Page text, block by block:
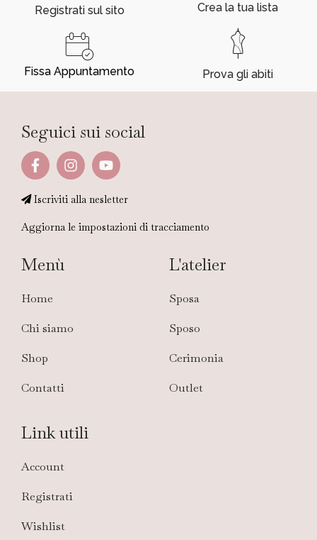
Registrati sul sito
Fissa Appuntamento
Crea la tua lista
Prova gli abiti
Seguici sui social
Iscriviti alla nesletter
Aggiorna le impostazioni di tracciamento
Menù
Home
Chi siamo
Shop
Contatti
L'atelier
Sposa
Sposo
Cerimonia
Outlet
Link utili
Account
Registrati
Wishlist